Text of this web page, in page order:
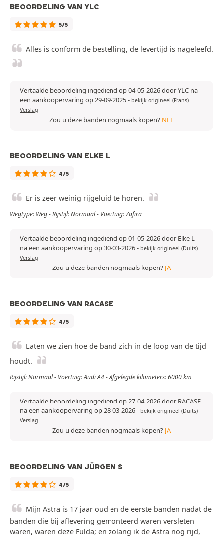
BEOORDELING VAN YLC
5/5
Alles is conform de bestelling, de levertijd is nageleefd.
Vertaalde beoordeling ingediend op 04-05-2026 door YLC na
een aankoopervaring op 29-09-2025- bekijk origineel (Frans)
Verslag
Zou u deze banden nogmaals kopen? NEE
BEOORDELING VAN ELKE L
4/5
Er is zeer weinig rijgeluid te horen.
Wegtype: Weg - Rijstijl: Normaal - Voertuig: Zafira
Vertaalde beoordeling ingediend op 01-05-2026 door Elke L
na een aankoopervaring op 30-03-2026- bekijk origineel (Duits)
Verslag
Zou u deze banden nogmaals kopen? JA
BEOORDELING VAN RACASE
4/5
Laten we zien hoe de band zich in de loop van de tijd
houdt.
Rijstijl: Normaal - Voertuig: Audi A4 - Afgelegde kilometers: 6000 km
Vertaalde beoordeling ingediend op 27-04-2026 door RACASE
na een aankoopervaring op 28-03-2026- bekijk origineel (Duits)
Verslag
Zou u deze banden nogmaals kopen? JA
BEOORDELING VAN JÜRGEN S
4/5
Mijn Astra is 17 jaar oud en de eerste banden nadat de
banden die bij aflevering gemonteerd waren versleten
waren, waren deze Fulda; en zolang ik de Astra nog rijd,